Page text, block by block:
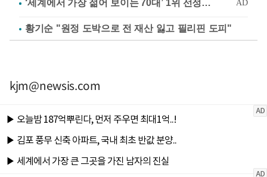
황기순 "원정 도박으로 전 재산 잃고 필리핀 도피"
kjm@newsis.com